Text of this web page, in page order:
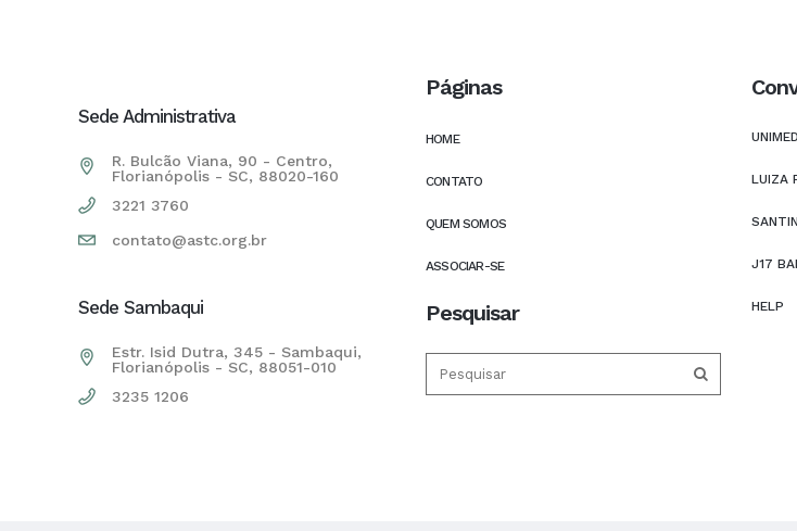
Sede Administrativa
R. Bulcão Viana, 90 - Centro,
Florianópolis - SC, 88020-160
3221 3760
contato@astc.org.br
Sede Sambaqui
Estr. Isid Dutra, 345 - Sambaqui,
Florianópolis - SC, 88051-010
3235 1206
Páginas
HOME
CONTATO
QUEM SOMOS
ASSOCIAR-SE
Pesquisar
UNIMED
LUIZA
J17
HELP